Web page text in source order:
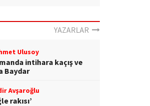
YAZARLAR
Ulusoy
intihara kaçış ve
Baydar
Avşaroğlu
rakısı’